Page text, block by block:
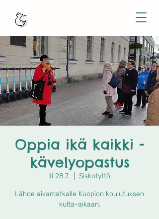
Oppia ikä kaikki -
kävelyopastus
ti 28.7.
  |
Siskotyttö
Lähde aikamatkalle Kuopion koulutuksen
kulta-aikaan.